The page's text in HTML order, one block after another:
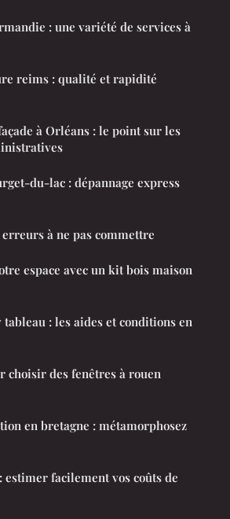
: une variété de services à
reims : qualité et rapidité
à Orléans : le point sur les
du-lac : dépannage express
à ne pas commettre
espace avec un kit bois maison
: les aides et conditions en
choisir des fenêtres à rouen
en bretagne : métamorphosez
facilement vos coûts de